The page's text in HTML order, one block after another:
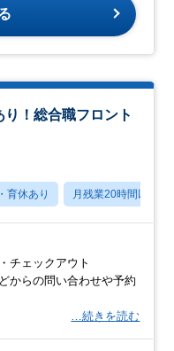
！総合職フロント
育休あり 月残業20時間以内
チェックアウト
からの問い合わせや予約
…続きを読む